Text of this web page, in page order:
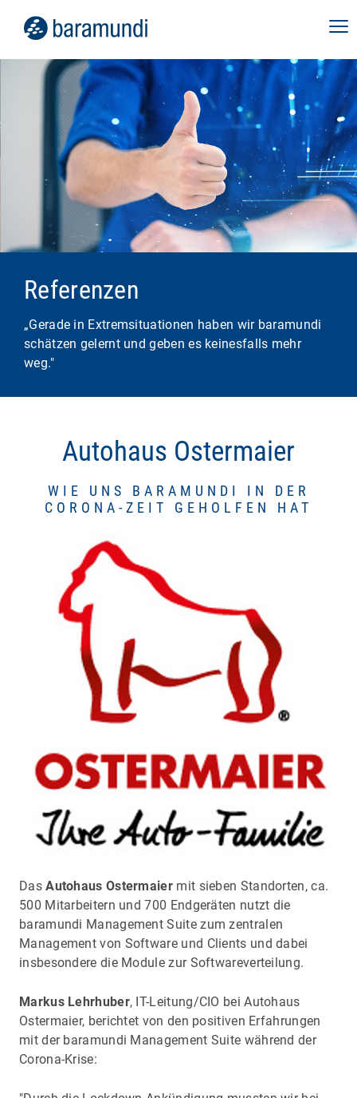
Referenzen
„Gerade in Extremsituationen haben wir baramundi
schätzen gelernt und geben es keinesfalls mehr
weg."
Autohaus Ostermaier
WIE UNS BARAMUNDI IN DER
CORONA-ZEIT GEHOLFEN HAT
DasAutohaus Ostermaier mit sieben Standorten, ca.
500 Mitarbeitern und 700 Endgeräten nutzt die
baramundi Management Suite zum zentralen
Management von Software und Clients und dabei
insbesondere die Module zur Softwareverteilung.
Markus Lehrhuber, IT-Leitung/CIO bei Autohaus
Ostermaier, berichtet von den positiven Erfahrungen
mit der baramundi Management Suite während der
Corona-Krise: